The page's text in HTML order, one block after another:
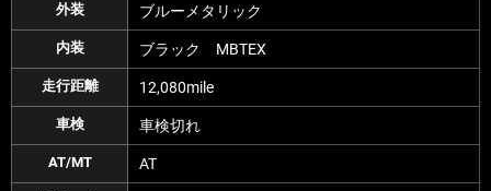
外装 ブルーメタリック
内装 ブラック MBTEX
走行距離 12,080mile
車検 車検切れ
AT/MT AT